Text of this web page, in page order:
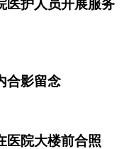
医护人员开展服务
合影留念
医院大楼前合照